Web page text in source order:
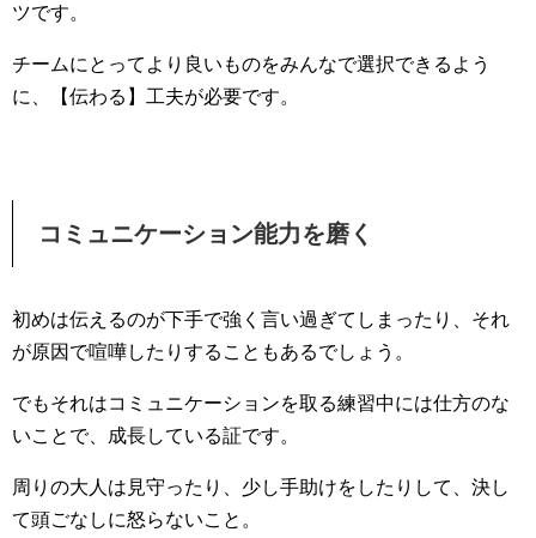
ツです。
チームにとってより良いものをみんなで選択できるよう
に、【伝わる】工夫が必要です。
コミュニケーション能力を磨く
初めは伝えるのが下手で強く言い過ぎてしまったり、それ
が原因で喧嘩したりすることもあるでしょう。
でもそれはコミュニケーションを取る練習中には仕方のな
いことで、成長している証です。
周りの大人は見守ったり、少し手助けをしたりして、決し
て頭ごなしに怒らないこと。